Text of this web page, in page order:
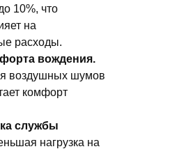
10%, что
на
расходы.
вождения.
воздушных шумов
комфорт
службы
нагрузка на